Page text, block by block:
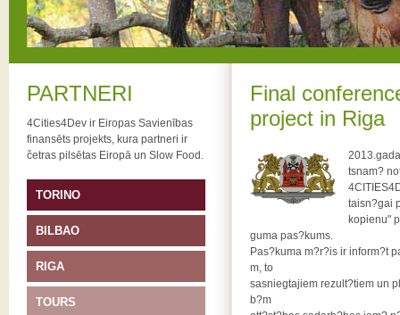
PARTNERI
4Cities4Dev ir Eiropas Savienības
finansēts projekts, kura partneri ir
četras pilsētas Eiropā un Slow Food.
TORINO
BILBAO
RIGA
TOURS
Final
project in Riga
tsnam?
taisn?gai
kopienu"
guma pas?kums.
Pas?kuma m?r?is ir inform?t
m, to
sasniegtajiem rezult?tiem un
b?m